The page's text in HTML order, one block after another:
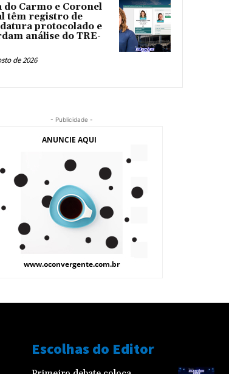
do Carmo e Coronel
têm registro de
protocolado e
análise do TRE-
de 2026
- Publicidade -
Escolhas do Editor